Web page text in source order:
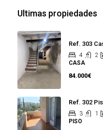
Ultimas propiedades
Ref. 303
4 2
CASA
84.000€
Ref. 302
3 1
PISO